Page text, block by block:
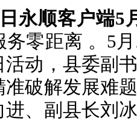
永顺客户端5
零距离 。5
动，县委副
破解发展难
、副县长刘